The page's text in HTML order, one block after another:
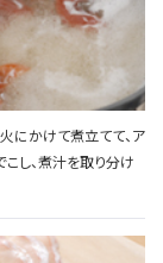
にかけて煮立てて、ア
し、煮汁を取り分け